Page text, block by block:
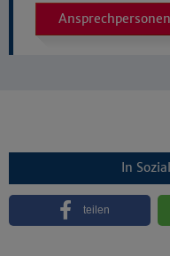
Ansprechpersonen
In
teilen